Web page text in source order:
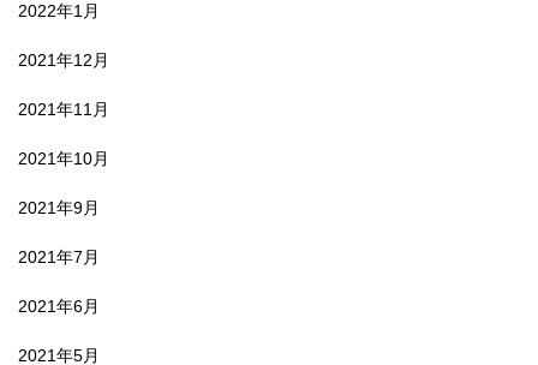
2022年1月
2021年12月
2021年11月
2021年10月
2021年9月
2021年7月
2021年6月
2021年5月